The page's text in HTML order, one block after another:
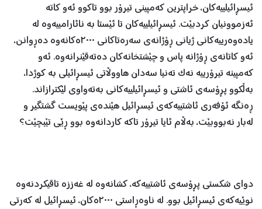
ئیسڕائیلییەکان، خراپترین کەمپینی تیرۆر بوو تاکوو ئەو کاتە
ئەزموونیان کردبێت. ئیسڕائیلییەکان تا ئێستا بە نائارامییەوە لە
یادەوەرییەکانی ژیانی ڕۆژانەی سەرەتاکانی ٢٠٠٠ەکانەوە دەڕوانن،
ئەو کاتانەی ڕۆژانە پاس و چێشتخانەکان دەتەقێنرانەوە. ئەو
کەمپینە تیرۆرییە نەک تەنیا سەدان هاووڵاتی ئیسڕائیلی بە کوژدا،
بەڵکوو پڕۆسەی ئاشتی و ئیسڕائیلییەکانی بەتەواوی لێکترازاند.
ڕەنگە ئۆفەری ئاشتییەکەی ئیسڕائیل هێندەی پێویست گشتگیر و
لەبار نەبووبێت، بەڵام ئایا تیرۆر تاکە کاردانەوە بوو ڕێی تێبچێت؟
دوای شکستی پڕۆسەی ئاشتییەکە، کشانەوە لە غەززە تاقیکردنەوە
نوێیەکەی ئیسڕائیل بوو. لە ناوەڕاستی ٢٠٠٠ەکان، ئیسڕائیل لە کەرتی